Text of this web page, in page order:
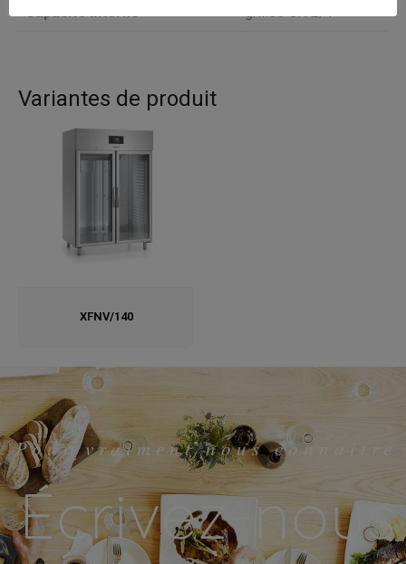
Capacité interne grilles GN 2/1
Variantes de produit
XFNV/140
Pour vraiment nous connaitre
Écrivez-nous